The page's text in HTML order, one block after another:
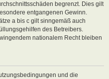
begrenzt. Dies gilt
entgangenen Gewinn.
a bis c gilt sinngemäß auch
des Betreibers.
nationalem Recht bleiben
und die